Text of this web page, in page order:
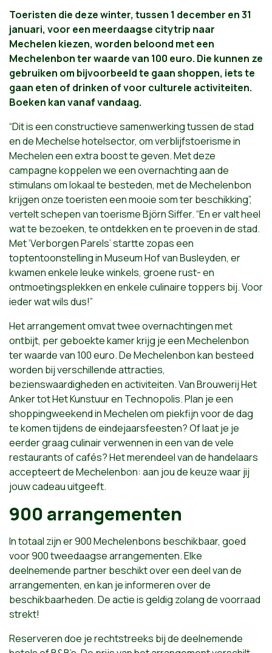
Toeristen die deze winter, tussen 1 december en 31
januari, voor een meerdaagse citytrip naar
Mechelen kiezen, worden beloond met een
Mechelenbon ter waarde van 100 euro. Die kunnen ze
gebruiken om bijvoorbeeld te gaan shoppen, iets te
gaan eten of drinken of voor culturele activiteiten.
Boeken kan vanaf vandaag.
“Dit is een constructieve samenwerking tussen de stad
en de Mechelse hotelsector, om verblijfstoerisme in
Mechelen een extra boost te geven. Met deze
campagne koppelen we een overnachting aan de
stimulans om lokaal te besteden, met de Mechelenbon
krijgen onze toeristen een mooie som ter beschikking”,
vertelt schepen van toerisme Björn Siffer. “En er valt heel
wat te bezoeken, te ontdekken en te proeven in de stad.
Met ‘Verborgen Parels’ startte zopas een
toptentoonstelling in Museum Hof van Busleyden, er
kwamen enkele leuke winkels, groene rust- en
ontmoetingsplekken en enkele culinaire toppers bij. Voor
ieder wat wils dus!”
Het arrangement omvat twee overnachtingen met
ontbijt, per geboekte kamer krijg je een Mechelenbon
ter waarde van 100 euro. De Mechelenbon kan besteed
worden bij verschillende attracties,
bezienswaardigheden en activiteiten. Van Brouwerij Het
Anker tot Het Kunstuur en Technopolis. Plan je een
shoppingweekend in Mechelen om piekfijn voor de dag
te komen tijdens de eindejaarsfeesten? Of laat je je
eerder graag culinair verwennen in een van de vele
restaurants of cafés? Het merendeel van de handelaars
accepteert de Mechelenbon: aan jou de keuze waar jij
jouw cadeau uitgeeft.
900 arrangementen
In totaal zijn er 900 Mechelenbons beschikbaar, goed
voor 900 tweedaagse arrangementen. Elke
deelnemende partner beschikt over een deel van de
arrangementen, en kan je informeren over de
beschikbaarheden. De actie is geldig zolang de voorraad
strekt!
Reserveren doe je rechtstreeks bij de deelnemende